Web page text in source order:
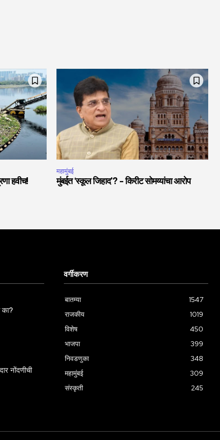
हवीच!
महामुंबई
मुंबईत ‘स्कूल जिहाद’? – किरीट सोमय्यांचा आरोप
का?
नोंदणीची
वर्गीकरण
बातम्या
1547
राजकीय
1019
विशेष
450
भाजपा
399
निवडणुका
348
महामुंबई
309
संस्कृती
245